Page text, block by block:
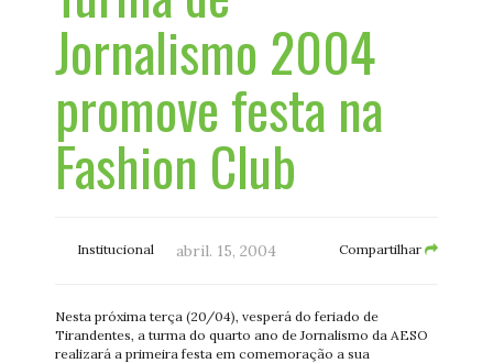
Jornalismo 2004
promove festa na
Fashion Club
Institucional abril. 15, 2004 Compartilhar
Nesta próxima terça (20/04), vesperá do feriado de
Tirandentes, a turma do quarto ano de Jornalismo da AESO
realizará a primeira festa em comemoração a sua